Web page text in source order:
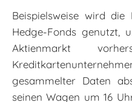
Beispielsweise wird
Hedge-Fonds genutzt,
Aktienmarkt
gesammelter Daten
seinen Wagen um 16